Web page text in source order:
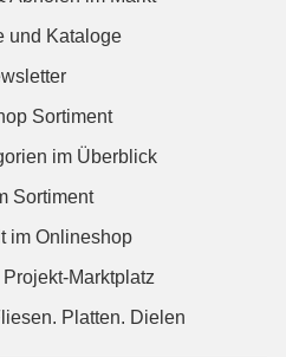
und Kataloge
Sortiment
im Überblick
Sortiment
im Onlineshop
Marktplatz
Platten. Dielen